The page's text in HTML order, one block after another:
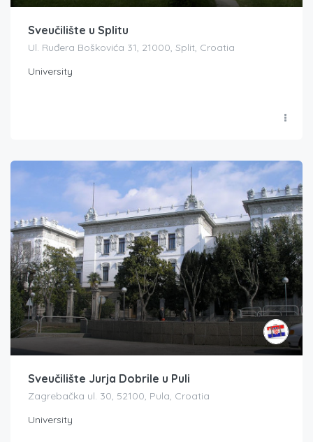
Sveučilište u Splitu
Ul. Ruđera Boškovića 31, 21000, Split, Croatia
University
Sveučilište Jurja Dobrile u Puli
Zagrebačka ul. 30, 52100, Pula, Croatia
University